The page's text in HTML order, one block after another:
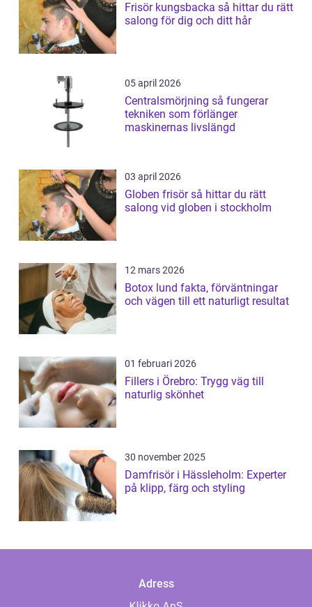
Frisör kungsbacka så hittar du rätt
salong för dig och ditt hår
05 april 2026
Centralsmörjning så fungerar
tekniken som förlänger
maskinernas livslängd
03 april 2026
Globen frisör så hittar du rätt
salong vid globen i stockholm
12 mars 2026
Botox lund fakta, förväntningar
och vägen till ett naturligt resultat
01 februari 2026
Fillers i Örebro: Trygg väg till
naturlig skönhet
30 november 2025
Damfrisör i Hässleholm: Experter
på klipp, färg och styling
Adress